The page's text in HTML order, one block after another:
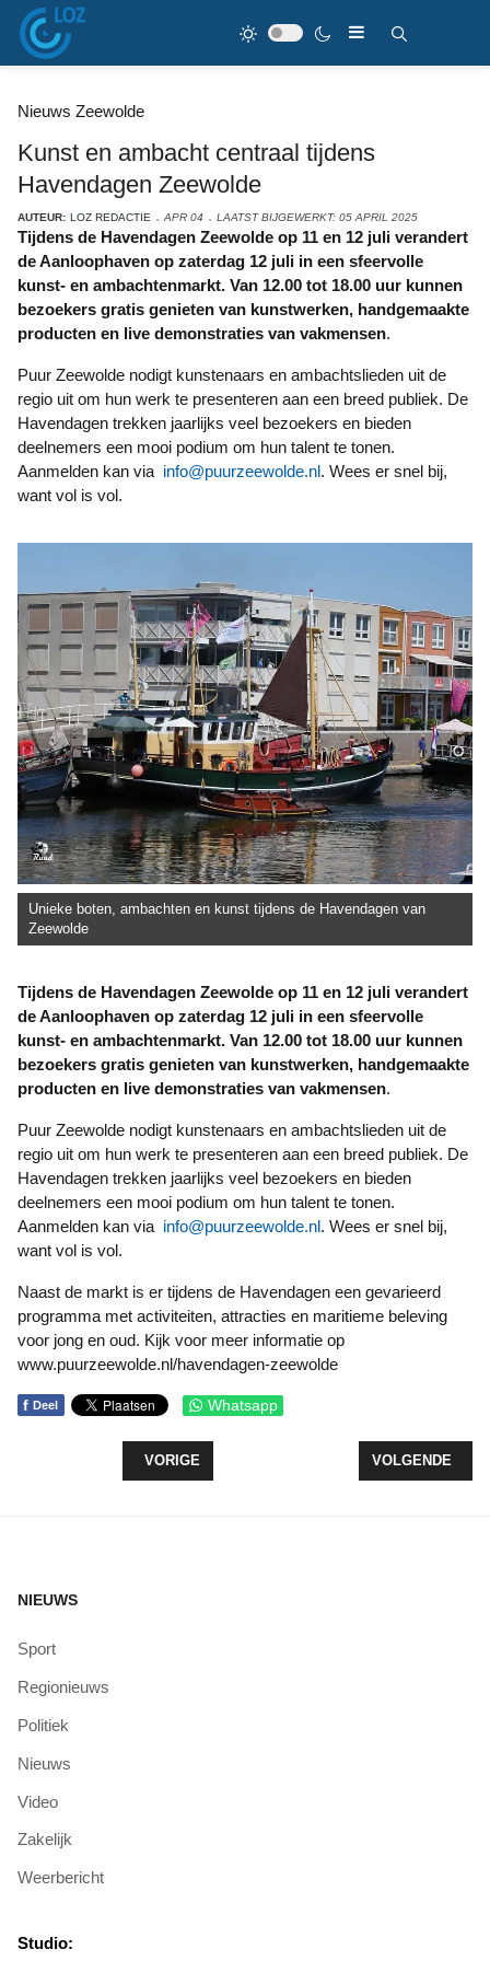
Nieuws Zeewolde
Kunst en ambacht centraal tijdens
Havendagen Zeewolde
AUTEUR: LOZ REDACTIE APR 04 LAATST BIJGEWERKT: 05 APRIL 2025
Tijdens de Havendagen Zeewolde op 11 en 12 juli verandert
de Aanloophaven op zaterdag 12 juli in een sfeervolle
kunst- en ambachtenmarkt. Van 12.00 tot 18.00 uur kunnen
bezoekers gratis genieten van kunstwerken, handgemaakte
producten en live demonstraties van vakmensen.
Puur Zeewolde nodigt kunstenaars en ambachtslieden uit de
regio uit om hun werk te presenteren aan een breed publiek. De
Havendagen trekken jaarlijks veel bezoekers en bieden
deelnemers een mooi podium om hun talent te tonen.
Aanmelden kan via info@puurzeewolde.nl. Wees er snel bij,
want vol is vol.
Unieke boten, ambachten en kunst tijdens de Havendagen van
Zeewolde
Tijdens de Havendagen Zeewolde op 11 en 12 juli verandert
de Aanloophaven op zaterdag 12 juli in een sfeervolle
kunst- en ambachtenmarkt. Van 12.00 tot 18.00 uur kunnen
bezoekers gratis genieten van kunstwerken, handgemaakte
producten en live demonstraties van vakmensen.
Puur Zeewolde nodigt kunstenaars en ambachtslieden uit de
regio uit om hun werk te presenteren aan een breed publiek. De
Havendagen trekken jaarlijks veel bezoekers en bieden
deelnemers een mooi podium om hun talent te tonen.
Aanmelden kan via info@puurzeewolde.nl. Wees er snel bij,
want vol is vol.
Naast de markt is er tijdens de Havendagen een gevarieerd
programma met activiteiten, attracties en maritieme beleving
voor jong en oud. Kijk voor meer informatie op
www.puurzeewolde.nl/havendagen-zeewolde
f Deel Whatsapp
VORIG ARTIKEL: ZEEWOLDE VIERT 80 JAAR
VORIGE VOLGENDE
VOLGENDE
NIEUWS
Sport
Regionieuws
Politiek
Nieuws
Video
Zakelijk
Weerbericht
Studio: